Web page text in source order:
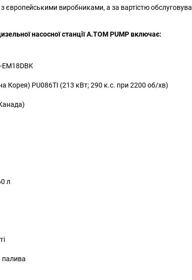
європейськими виробниками, а за вартістю
насосної станції А.ТОМ PUMP включає:
Корея) PU086TI (213 кВт; 290 к.с. при 2200 об/хв)
л
палива